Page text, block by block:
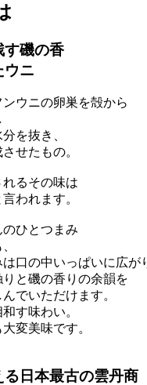
す磯の香
ウニ
ウニの卵巣を殻から
を抜き、
せたもの。
るその味は
われます。
のひとつまみ
口の中いっぱいに広が
と磯の香りの余韻を
でいただけます。
す味わい。
変美味です。
日本最古の雲丹商